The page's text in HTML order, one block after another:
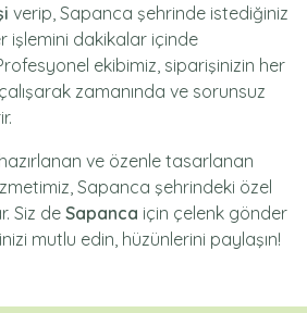
verip, Sapanca şehrinde istediğiniz
işlemini dakikalar içinde
ekibimiz, siparişinizin her
zamanında ve sorunsuz
ve özenle tasarlanan
Sapanca şehrindeki özel
Siz de Sapanca için çelenk gönder
mutlu edin, hüzünlerini paylaşın!